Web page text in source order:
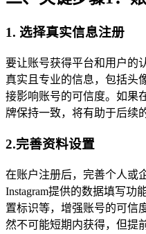
1. 选择真实信息注册
要让账号获得平台和用户的
真实且专业的信息，包括头
接影响账号的可信度。如果
牌保持一致，将有助于后续
2.完善资料设置
在账户注册后，完善个人或
Instagram提供的数据填写功
置标识等，增强账号的可信
然不可能短期内获得，但提